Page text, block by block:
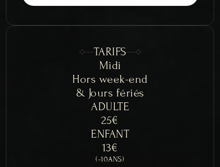
TARIFS
Midi
Hors week-end
& Jours fériés
ADULTE
25€
ENFANT
13€
(-10ANS)